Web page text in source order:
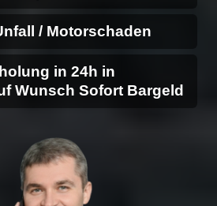
/ Motorschaden
in 24h in
Wunsch Sofort Bargeld